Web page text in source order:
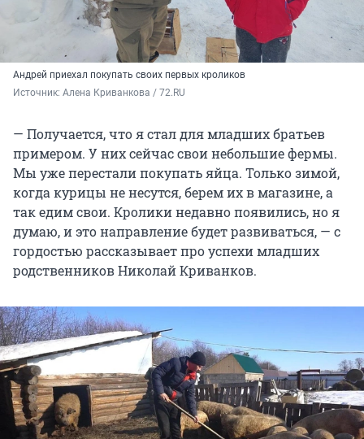
Андрей приехал покупать своих первых кроликов
Источник: Алена Криванкова / 72.RU
— Получается, что я стал для младших братьев
примером. У них сейчас свои небольшие фермы.
Мы уже перестали покупать яйца. Только зимой,
когда курицы не несутся, берем их в магазине, а
так едим свои. Кролики недавно появились, но я
думаю, и это направление будет развиваться, — с
гордостью рассказывает про успехи младших
родственников Николай Криванков.